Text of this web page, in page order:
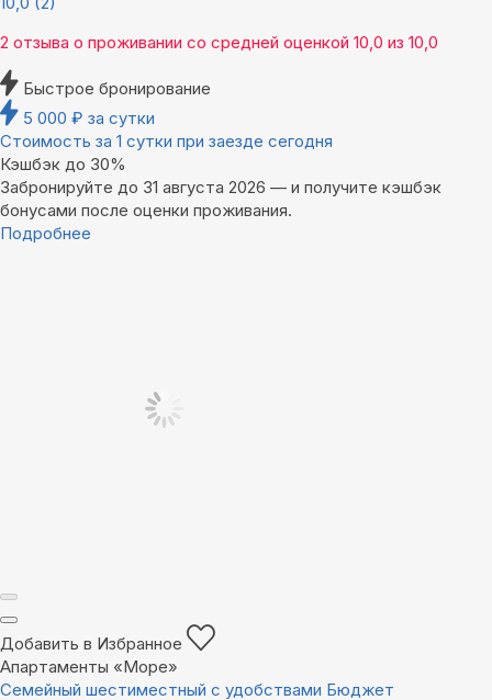
2 отзыва о проживании со средней оценкой 10,0 из 10,0
Быстрое бронирование
5 000 ₽ за сутки
Стоимость за 1 сутки при заезде сегодня
Кэшбэк до 30%
Забронируйте до 31 августа 2026 — и получите кэшбэк
бонусами после оценки проживания.
Подробнее
Добавить в Избранное
Апартаменты «Море»
Семейный шестиместный с удобствами Бюджет